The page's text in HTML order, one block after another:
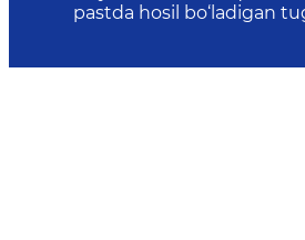
pastda hosil bo‘ladigan